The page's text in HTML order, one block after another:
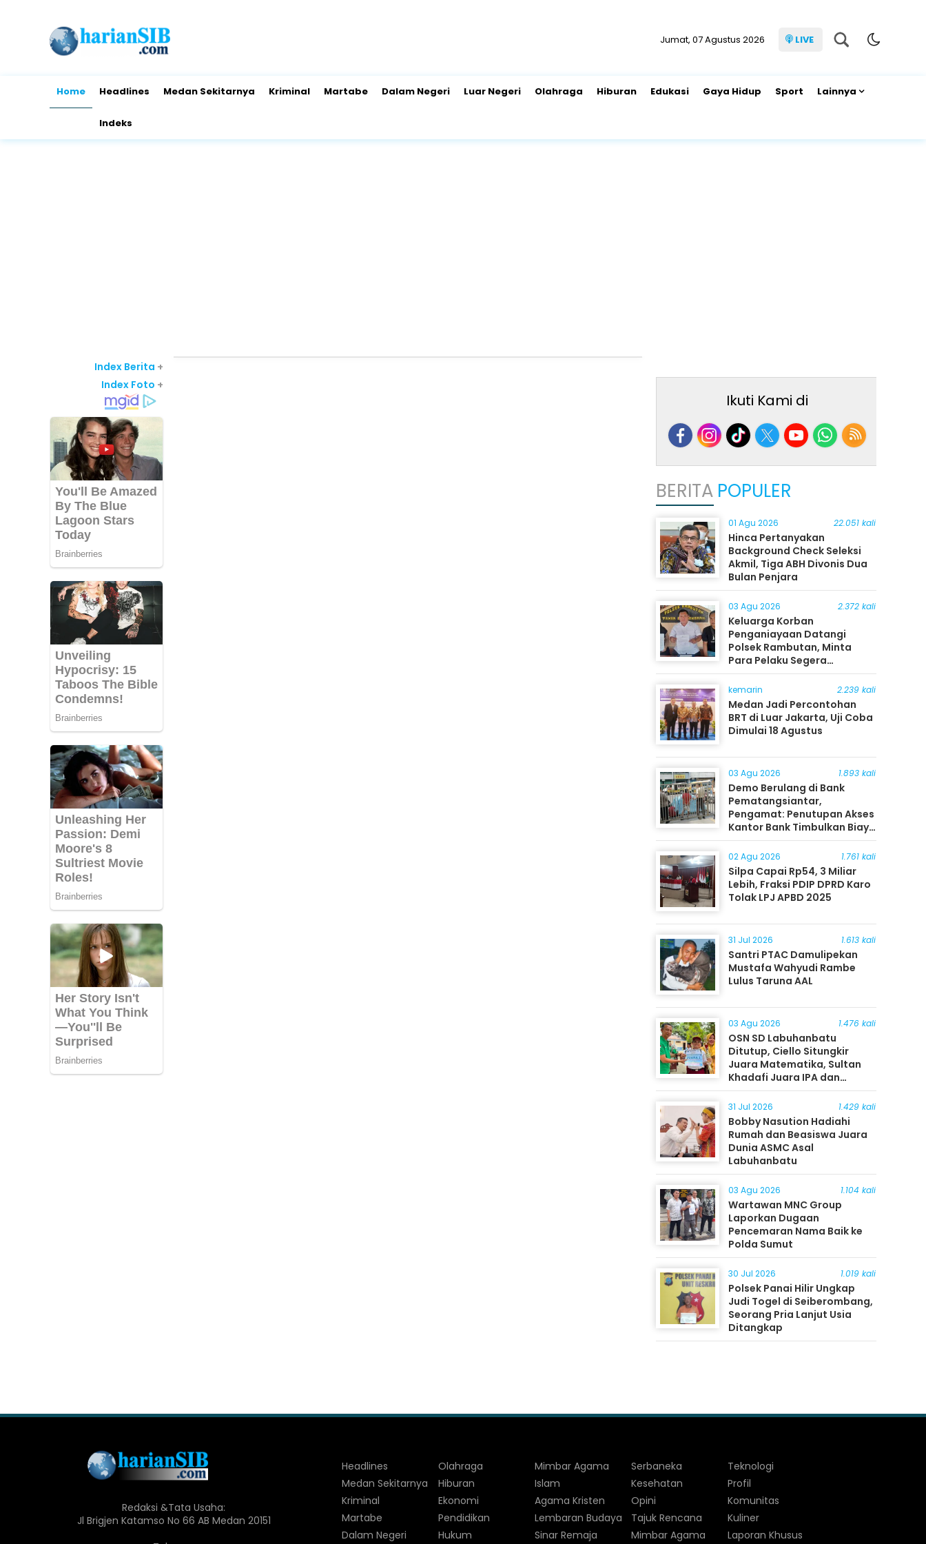
Jumat, 07 Agustus 2026 LIVE
Home Headlines Medan Sekitarnya Kriminal Martabe Dalam Negeri Luar Negeri Olahraga Hiburan Edukasi Gaya Hidup Sport Lainnya
Indeks
Index Berita +
Index Foto +
Ikuti Kami di
BERITA POPULER
01 Agu 2026 22.051 kali
Hinca Pertanyakan
Background Check Seleksi
Akmil, Tiga ABH Divonis Dua
Bulan Penjara
03 Agu 2026 2.372 kali
Keluarga Korban
Penganiayaan Datangi
Polsek Rambutan, Minta
Para Pelaku Segera
Ditangkap
kemarin 2.239 kali
Medan Jadi Percontohan
BRT di Luar Jakarta, Uji Coba
Dimulai 18 Agustus
03 Agu 2026 1.893 kali
Demo Berulang di Bank
Pematangsiantar,
Pengamat: Penutupan Akses
Kantor Bank Timbulkan Biaya
Ekonomi bagi Masyarakat
02 Agu 2026 1.761 kali
Silpa Capai Rp54, 3 Miliar
Lebih, Fraksi PDIP DPRD Karo
Tolak LPJ APBD 2025
31 Jul 2026 1.613 kali
Santri PTAC Damulipekan
Mustafa Wahyudi Rambe
Lulus Taruna AAL
03 Agu 2026 1.476 kali
OSN SD Labuhanbatu
Ditutup, Ciello Situngkir
Juara Matematika, Sultan
Khadafi Juara IPA dan
Timothy Rangkuti Juara IPS
31 Jul 2026 1.429 kali
Bobby Nasution Hadiahi
Rumah dan Beasiswa Juara
Dunia ASMC Asal
Labuhanbatu
03 Agu 2026 1.104 kali
Wartawan MNC Group
Laporkan Dugaan
Pencemaran Nama Baik ke
Polda Sumut
30 Jul 2026 1.019 kali
Polsek Panai Hilir Ungkap
Judi Togel di Seiberombang,
Seorang Pria Lanjut Usia
Ditangkap
Redaksi &Tata Usaha:
Jl Brigjen Katamso No 66 AB Medan 20151
Headlines
Medan Sekitarnya
Kriminal
Martabe
Dalam Negeri
Olahraga
Hiburan
Ekonomi
Pendidikan
Hukum
Mimbar Agama
Islam
Agama Kristen
Lembaran Budaya
Sinar Remaja
Serbaneka
Kesehatan
Opini
Tajuk Rencana
Mimbar Agama
Teknologi
Profil
Komunitas
Kuliner
Laporan Khusus